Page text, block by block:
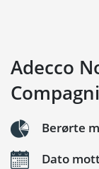
Adecco
Berørte
Dato